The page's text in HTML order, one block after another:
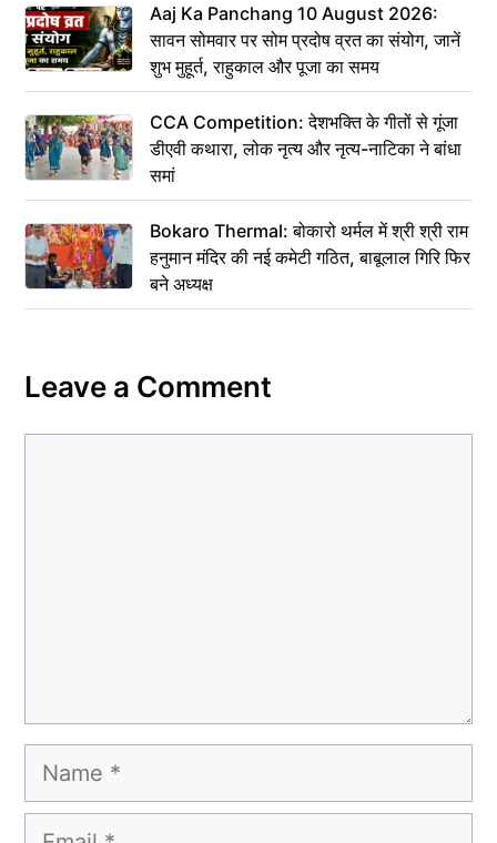
Aaj Ka Panchang 10 August 2026:
सावन सोमवार पर सोम प्रदोष व्रत का संयोग, जानें
शुभ मुहूर्त, राहुकाल और पूजा का समय
CCA Competition: देशभक्ति के गीतों से गूंजा
डीएवी कथारा, लोक नृत्य और नृत्य-नाटिका ने बांधा
समां
Bokaro Thermal: बोकारो थर्मल में श्री श्री राम
हनुमान मंदिर की नई कमेटी गठित, बाबूलाल गिरि फिर
बने अध्यक्ष
Leave a Comment
Name
Email